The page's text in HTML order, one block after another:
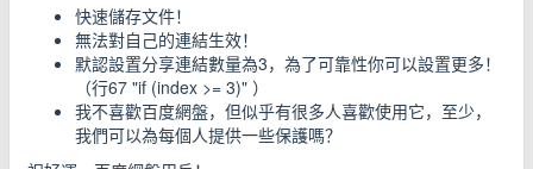
快速儲存文件！
無法對自己的連結生效！
默認設置分享連結數量為3，為了可靠性你可以設置更多！
（行67 "if (index >= 3)" ）
我不喜歡百度網盤，但似乎有很多人喜歡使用它，至少，
我們可以為每個人提供一些保護嗎？